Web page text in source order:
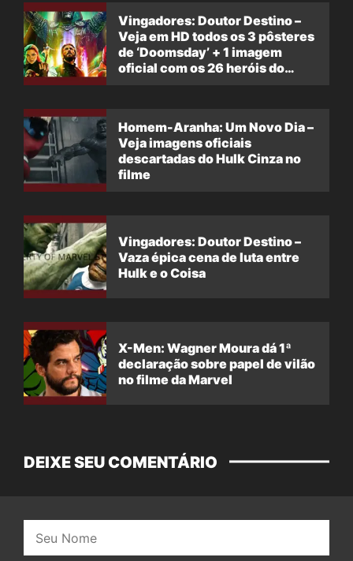
Vingadores: Doutor Destino –
Veja em HD todos os 3 pôsteres
de ‘Doomsday’ + 1 imagem
oficial com os 26 heróis do
Homem-Aranha: Um Novo Dia –
Veja imagens oficiais
descartadas do Hulk Cinza no
filme
Vingadores: Doutor Destino –
Vaza épica cena de luta entre
Hulk e o Coisa
X-Men: Wagner Moura dá 1ª
declaração sobre papel de vilão
no filme da Marvel
DEIXE SEU COMENTÁRIO